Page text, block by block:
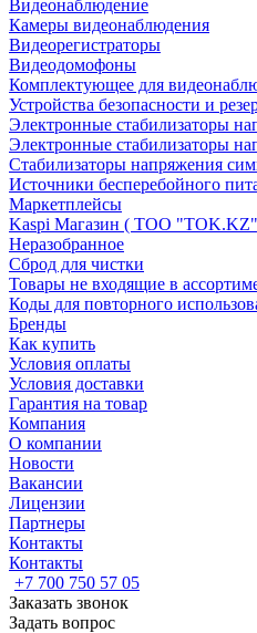
Видеонаблюдение
Камеры видеонаблюдения
Видеорегистраторы
Видеодомофоны
Комплектующее для
Устройства безопасности и
Электронные стабилизаторы
Электронные стабилизаторы
Стабилизаторы напряжения
Источники бесперебойного
Маркетплейсы
Kaspi Магазин ( ТОО
Неразобранное
Сброд для чистки
Товары не входящие в
Коды для повторного
Бренды
Как купить
Условия оплаты
Условия доставки
Гарантия на товар
Компания
О компании
Новости
Вакансии
Лицензии
Партнеры
Контакты
Контакты
+7 700 750 57 05
Заказать звонок
Задать вопрос